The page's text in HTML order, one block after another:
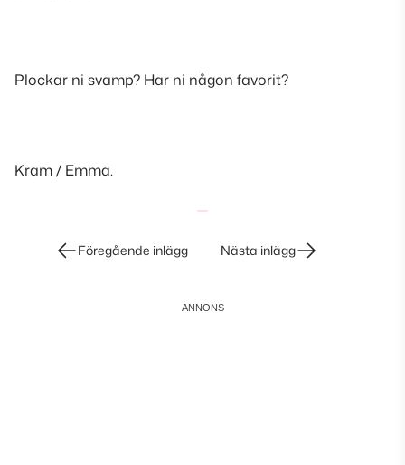
Plockar ni svamp? Har ni någon favorit?
Kram / Emma.
InläggsnavigeringFöregående inlägg Nästa inlägg